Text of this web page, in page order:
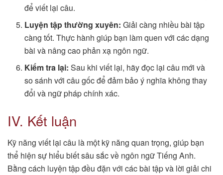
để viết lại câu.
Luyện tập thường xuyên: Giải càng nhiều bài tập
càng tốt. Thực hành giúp bạn làm quen với các dạng
bài và nâng cao phản xạ ngôn ngữ.
Kiểm tra lại: Sau khi viết lại, hãy đọc lại câu mới và
so sánh với câu gốc để đảm bảo ý nghĩa không thay
đổi và ngữ pháp chính xác.
IV. Kết luận
Kỹ năng viết lại câu là một kỹ năng quan trọng, giúp bạn
thể hiện sự hiểu biết sâu sắc về ngôn ngữ Tiếng Anh.
Bằng cách luyện tập đều đặn với các bài tập và lời giải chi